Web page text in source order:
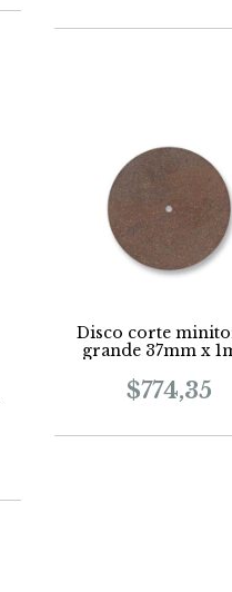
Disco corte
grande 37mm x
$774,35